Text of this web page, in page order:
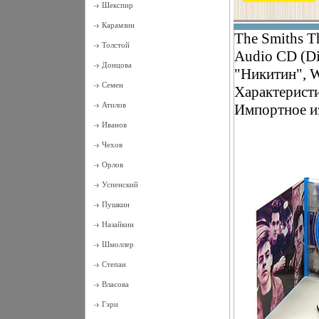
Шекспир
Карамзин
Толстой
Донцова
Семен
Атилов
Иванов
Чехов
Орлов
Успенский
Пушкин
Назайкин
Шмоллер
Степан
Власова
Гэри
The Smiths
Audio CD
"Никитин",
Импортное